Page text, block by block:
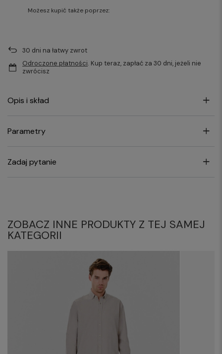
Możesz kupić także poprzez:
30 dni na łatwy zwrot
Odroczone płatności. Kup teraz, zapłać za 30 dni, jeżeli nie
zwrócisz
Opis i skład
Parametry
Zadaj pytanie
ZOBACZ INNE PRODUKTY Z TEJ SAMEJ
KATEGORII